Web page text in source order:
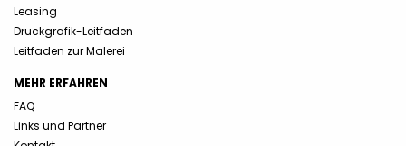
Leasing
Druckgrafik-Leitfaden
Leitfaden zur Malerei
MEHR ERFAHREN
FAQ
Links und Partner